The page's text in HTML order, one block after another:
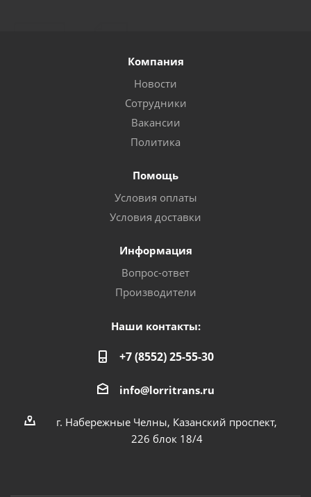
Компания
Новости
Сотрудники
Вакансии
Политика
Помощь
Условия оплаты
Условия доставки
Информация
Вопрос-ответ
Производители
Наши контакты:
+7 (8552) 25-55-30
info@lorritrans.ru
г. Набережные Челны, Казанский проспект,
226 блок 18/4